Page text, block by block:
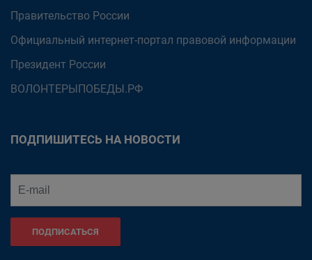
Правительство России
Официальный интернет-портал правовой информации
Президент России
ВОЛОНТЕРЫПОБЕДЫ.РФ
ПОДПИШИТЕСЬ НА НОВОСТИ
ПОДПИСАТЬСЯ